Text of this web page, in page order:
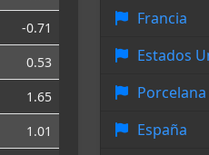
-0.71
0.53
1.65
1.01
Francia
Estados
Porcelana
España